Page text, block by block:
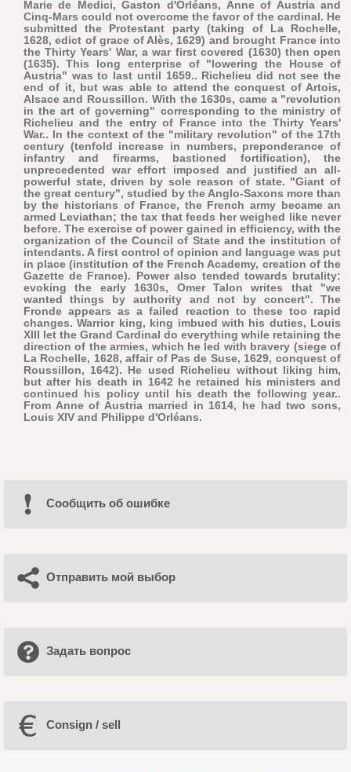
Marie de Medici, Gaston d'Orléans, Anne of Austria and
Cinq-Mars could not overcome the favor of the cardinal. He
submitted the Protestant party (taking of La Rochelle,
1628, edict of grace of Alès, 1629) and brought France into
the Thirty Years' War, a war first covered (1630) then open
(1635). This long enterprise of "lowering the House of
Austria" was to last until 1659.. Richelieu did not see the
end of it, but was able to attend the conquest of Artois,
Alsace and Roussillon. With the 1630s, came a "revolution
in the art of governing" corresponding to the ministry of
Richelieu and the entry of France into the Thirty Years'
War.. In the context of the "military revolution" of the 17th
century (tenfold increase in numbers, preponderance of
infantry and firearms, bastioned fortification), the
unprecedented war effort imposed and justified an all-
powerful state, driven by sole reason of state. "Giant of
the great century", studied by the Anglo-Saxons more than
by the historians of France, the French army became an
armed Leviathan; the tax that feeds her weighed like never
before. The exercise of power gained in efficiency, with the
organization of the Council of State and the institution of
intendants. A first control of opinion and language was put
in place (institution of the French Academy, creation of the
Gazette de France). Power also tended towards brutality:
evoking the early 1630s, Omer Talon writes that "we
wanted things by authority and not by concert". The
Fronde appears as a failed reaction to these too rapid
changes. Warrior king, king imbued with his duties, Louis
XIII let the Grand Cardinal do everything while retaining the
direction of the armies, which he led with bravery (siege of
La Rochelle, 1628, affair of Pas de Suse, 1629, conquest of
Roussillon, 1642). He used Richelieu without liking him,
but after his death in 1642 he retained his ministers and
continued his policy until his death the following year..
From Anne of Austria married in 1614, he had two sons,
Louis XIV and Philippe d'Orléans.
Cообщить об ошибке
Отправить мой выбор
Задать вопрос
Consign / sell